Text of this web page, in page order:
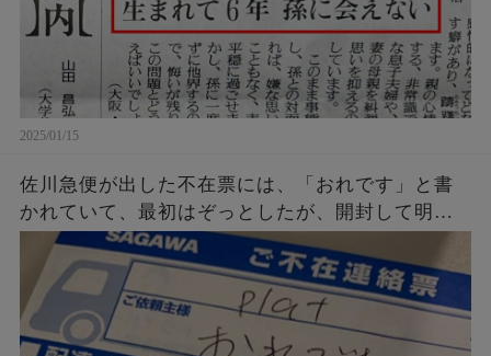
2025/01/15
佐川急便が出した不在票には、「おれです」と書
かれていて、最初はぞっとしたが、開封して明ら
かになった真実とは。